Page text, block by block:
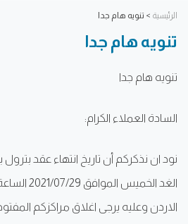
الرئيسية > تنويه هام جدا
تنويه هام جدا
تنويه هام جدا
السادة العملاء الكرام:
الاردن وعليه يرجى اغلاق مراكزكم